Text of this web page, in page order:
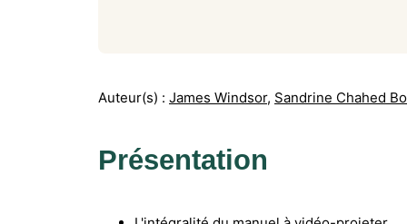
Auteur(s) : James Windsor, Sandrine Chahed
Présentation